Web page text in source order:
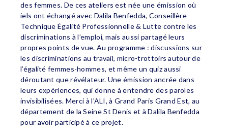
des femmes. De ces ateliers est née une émission où
iels ont échangé avec Dalila Benfedda, Conseillère
Technique Égalité Professionnelle & Lutte contre les
discriminations à l’emploi, mais aussi partagé leurs
propres points de vue. Au programme : discussions sur
les discriminations au travail, micro-trottoirs autour de
l’égalité femmes-hommes, et même un quiz aussi
déroutant que révélateur. Une émission ancrée dans
leurs expériences, qui donne à entendre des paroles
invisibilisées. Merci à l'ALI, à Grand Paris Grand Est, au
département de la Seine St Denis et à Dalila Benfedda
pour avoir participé à ce projet.